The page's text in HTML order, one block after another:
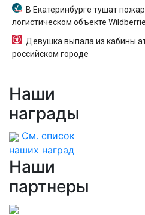
В Екатеринбурге тушат
логистическом объекте
Девушка выпала из кабины
российском городе
Наши
награды
См. список
наших наград
Наши
партнеры